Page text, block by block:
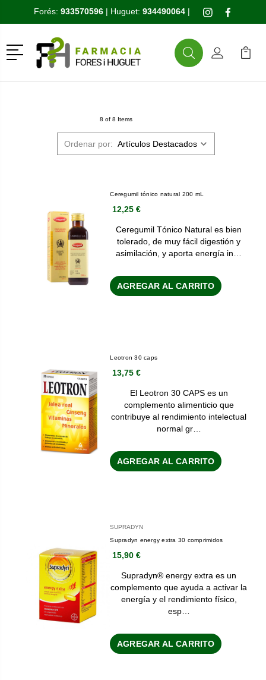
Forés: 933570596| Huguet: 934490064|
Menú
BuscarMi Cuenta
Mi
8 of 8 Items
Ordenar por:
Ceregumil tónico natural 200 mL
12,25 €
Ceregumil Tónico Natural es bien
tolerado, de muy fácil digestión y
asimilación, y aporta energía in…
AGREGAR AL CARRITO
Leotron 30 caps
13,75 €
El Leotron 30 CAPS es un
complemento alimenticio que
contribuye al rendimiento intelectual
normal gr…
AGREGAR AL CARRITO
SUPRADYN
Supradyn energy extra 30 comprimidos
15,90 €
Supradyn® energy extra es un
complemento que ayuda a activar la
energía y el rendimiento físico,
esp…
AGREGAR AL CARRITO